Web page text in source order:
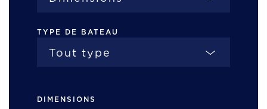
TYPE DE BATEAU
DIMENSIONS